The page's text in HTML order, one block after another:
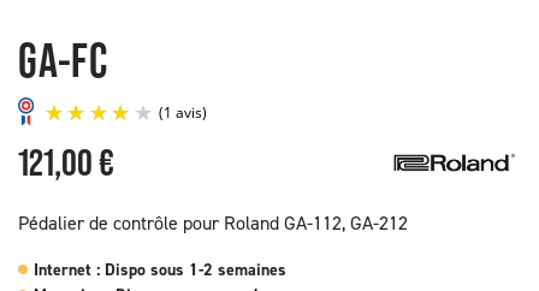
GA-FC
121,00 €
Pédalier de contrôle pour Roland GA-112, GA-212
Internet : Dispo sous 1-2 semaines